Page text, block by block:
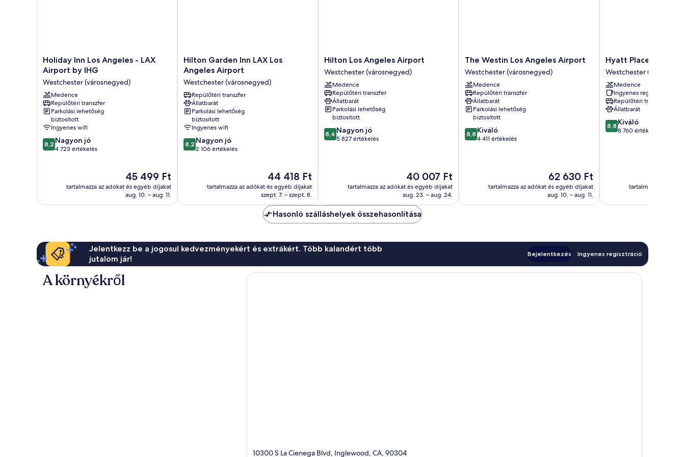
Holiday
Inn
Angeles
-
LAX
Airport
by
IHG
Westchester
(városnegyed)
Holiday Inn Los Angeles - LAX
Airport by IHG
Westchester (városnegyed)
Medence
Repülőtéri transzfer
Parkolási lehetőség
biztosított
Ingyenes wifi
8.2
ennyiből:
8,2 Nagyon jó
4 723 értékelés
Az
ár
45 499 Ft
45 499 Ft
tartalmazza az adókat és egyéb díjakat
aug. 10. – aug. 11.
Hilton
Garden
LAX
Los
Angeles
Airport
Westchester
(városnegyed)
Hilton Garden Inn LAX Los
Angeles Airport
Westchester (városnegyed)
Repülőtéri transzfer
Állatbarát
Parkolási lehetőség
biztosított
Ingyenes wifi
8.2
ennyiből:
8,2 Nagyon jó
2 106 értékelés
Az
ár
44 418 Ft
44 418 Ft
tartalmazza az adókat és egyéb díjakat
szept. 7. – szept. 8.
Hilton
Los
Angeles
Airport
Westchester
(városnegyed)
Hilton Los Angeles Airport
Westchester (városnegyed)
Medence
Repülőtéri transzfer
Állatbarát
Parkolási lehetőség
biztosított
8.4
ennyiből:
értékelés
8,4 Nagyon jó
5 827 értékelés
Az
ár
40 007 Ft
40 007 Ft
tartalmazza az adókat és egyéb díjakat
aug. 23. – aug. 24.
The
Westin
Los
Angeles
Airport
Westchester
(városnegyed)
The Westin Los Angeles Airport
Westchester (városnegyed)
Medence
Repülőtéri transzfer
Állatbarát
Parkolási lehetőség
biztosított
8.8
ennyiből:
8,8 Kiváló
4 411 értékelés
Az
ár
62 630 Ft
62 630 Ft
tartalmazza az adókat és egyéb díjakat
aug. 10. – aug. 11.
Hyatt
Place
LAX/Century
Blvd
Westchester
(városnegyed)
Hyatt Place LAX/
Westchester
Medence
Ingyenes reggeli
Repülőtéri transzfer
Állatbarát
8.8
ennyiből:
8,8 Kiváló
8 760 értékelés
tartalmazza az
Hasonló szálláshelyek összehasonlítása
Jelentkezz be a jogosul kedvezményekért és extrákért. Több kalandért több
jutalom jár!
Bejelentkezés Ingyenes regisztráció
A környékről
10300 S La Cienega Blvd, Inglewood, CA, 90304